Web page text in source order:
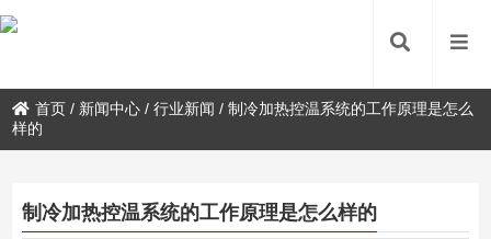
首页 / 新闻中心 /行业新闻 /制冷加热控温系统的工作原理是怎么
样的
制冷加热控温系统的工作原理是怎么样的